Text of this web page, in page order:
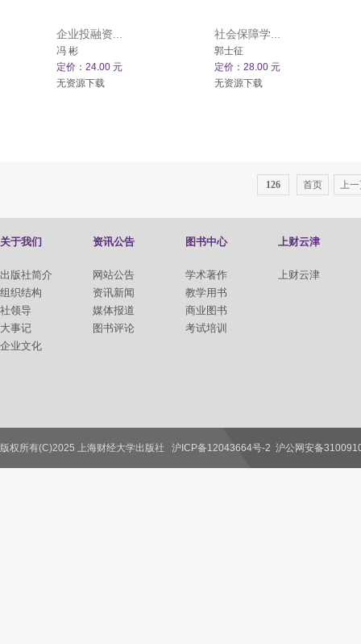
企业投融资...
冯 彬
定价：24.00 元
无资源下载
社会保障学...
郭士征
定价：28.00 元
无资源下载
126 首页 上一
关于我们
出版社简介
组织结构
社领导
大事记
企业文化
资讯公告
网站公告
资讯新闻
媒体报道
图书评论
图书中心
学术著作
教学用书
商业图书
考试培训
上财云津
上财云津
联系我们
版权所有(C)2025 上海财经大学出版社 沪ICP备12043664号-2 沪公网安备